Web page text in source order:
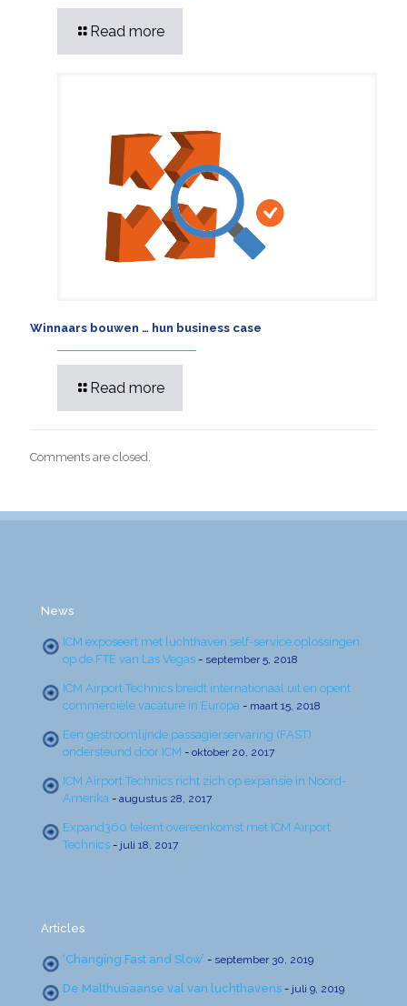
Read more
Winnaars bouwen … hun business case
Read more
Comments are closed.
News
ICM exposeert met luchthaven self-service oplossingen
op de FTE van Las Vegas - september 5, 2018
ICM Airport Technics breidt internationaal uit en opent
commerciële vacature in Europa - maart 15, 2018
Een gestroomlijnde passagierservaring (FAST)
ondersteund door ICM - oktober 20, 2017
ICM Airport Technics richt zich op expansie in Noord-
Amerika - augustus 28, 2017
Expand360 tekent overeenkomst met ICM Airport
Technics - juli 18, 2017
Articles
‘Changing Fast and Slow’ - september 30, 2019
De Malthusiaanse val van luchthavens - juli 9, 2019